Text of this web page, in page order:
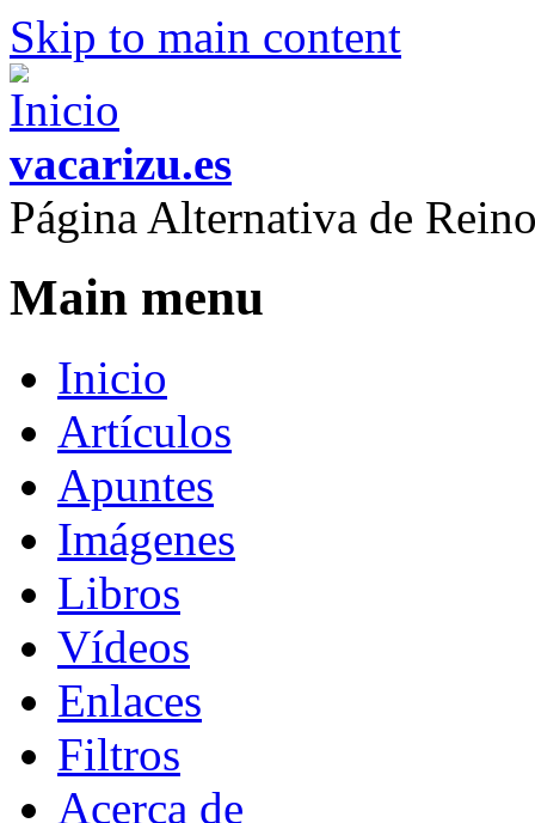
Skip to main content
vacarizu.es
Página Alternativa de
Main menu
Inicio
Artículos
Apuntes
Imágenes
Libros
Vídeos
Enlaces
Filtros
Acerca de